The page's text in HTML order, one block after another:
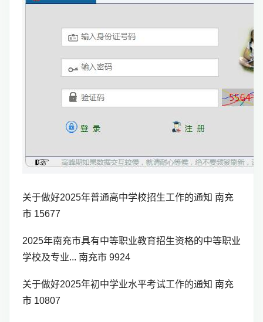
关于做好2025年普通高中学校招生工作的通知 南充
市 15677
2025年南充市具有中等职业教育招生资格的中等职业
学校及专业... 南充市 9924
关于做好2025年初中学业水平考试工作的通知 南充
市 10807